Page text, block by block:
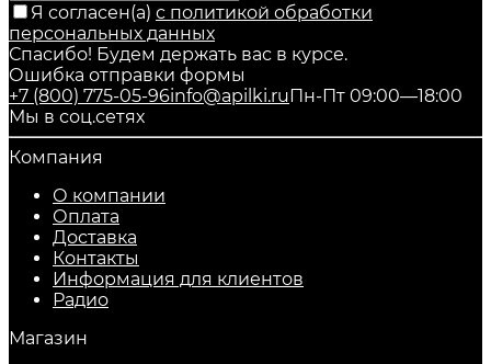
Я согласен(a) с политикой обработки
персональных данных
Спасибо! Будем держать вас в курсе.
Ошибка отправки формы
+7 (800) 775-05-96info@apilki.ruПн-Пт 09:00—18:00
Мы в соц.сетях
Компания
О компании
Оплата
Доставка
Контакты
Информация для клиентов
Радио
Магазин